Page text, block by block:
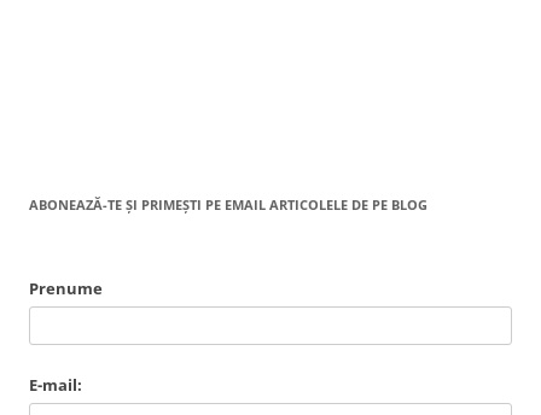
ABONEAZĂ-TE ȘI PRIMEȘTI PE EMAIL ARTICOLELE DE PE BLOG
Prenume
E-mail: